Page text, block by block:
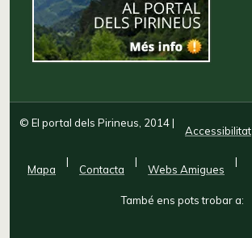
© El portal dels Pirineus, 2014|
Accessibilitat
Mapa
|
Contacta
|
Webs Amigues
|
També ens pots trobar a: